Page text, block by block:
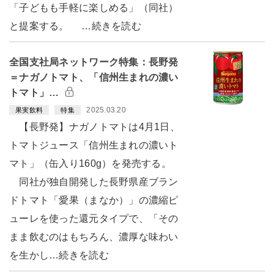
「子どもも手軽に楽しめる」（同社）
と提案する。 …続きを読む
全国支社局ネットワーク特集：長野発
＝ナガノトマト、「信州生まれの濃い
トマト」…
果実飲料 特集 2025.03.20
【長野発】ナガノトマトは4月1日、
トマトジュース「信州生まれの濃いト
マト」（缶入り160g）を発売する。
同社が独自開発した長野県産ブラン
ドトマト「愛果（まなか）」の濃縮ピ
ューレを使った還元タイプで、「その
まま飲むのはもちろん、濃厚な味わい
を生かし…続きを読む